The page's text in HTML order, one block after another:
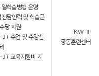
일학습병행 운영
전담인력 및 학습근
당 지원
JT 수업 및 수강신
교육지원비 지
KW-IPP
공동훈련센터 운